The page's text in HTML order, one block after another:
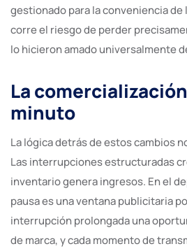
gestionado para la conveniencia
corre el riesgo de perder
lo hicieron amado universalmente
La
minuto
La lógica detrás de estos cambios
Las interrupciones estructuradas
inventario genera ingresos. En el
pausa es una ventana publicitaria
interrupción prolongada una
de marca, y cada momento de